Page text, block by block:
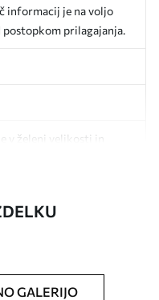
informacij je na voljo
postopkom prilagajanja.
v želeni velikosti in
in/ali lepilo za tapete.
vodo.
GALERIJO